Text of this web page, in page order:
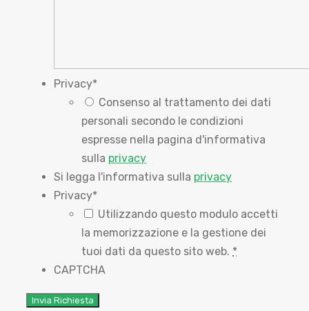
Privacy*
Consenso al trattamento dei dati
personali secondo le condizioni
espresse nella pagina d'informativa
sulla privacy
Si legga l'informativa sulla privacy
Privacy*
Utilizzando questo modulo accetti
la memorizzazione e la gestione dei
tuoi dati da questo sito web. *
CAPTCHA